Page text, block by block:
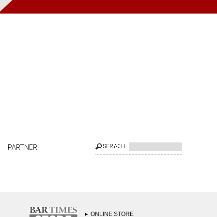
PARTNER
ONLINE STORE